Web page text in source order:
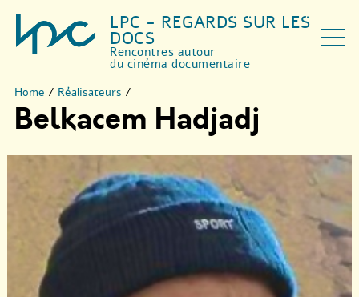
LPC - REGARDS SUR LES
DOCS
Rencontres autour
du cinéma documentaire
Home / Réalisateurs /
Belkacem Hadjadj